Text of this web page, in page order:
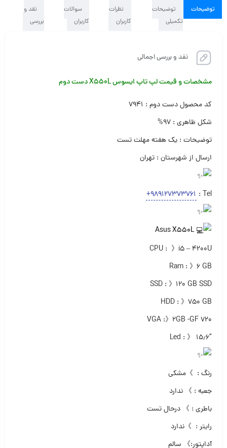
توضیحات
توضیحات
تکمیلی
نظرات
کاربران
سوالات
کاربران
نقد و
بررسی
نقد و بررسی اجمالی
مشخصات و قیمت لپ تاپ ایسوس X550L دست دوم
کد محصول دست دوم : ۷۹۴۱
شکل ظاهری : ۹۷%
توضیحات : یک هفته مهلت تست
ارسال از شهرستان : تهران
Tel :
+989127373761
CPU : 》i5 – 4200U
Ram : 》۶ GB
SSD : 》۱۲۰ GB SSD
HDD : 》۷۵۰ GB
VGA :》۲GB -GF 720
Led : 》 ۱۵٫۶″
رنگ : 》مشکی
جعبه : 》 ندارد
باطری : 》 درحال تست
رایتر : 》ندارد
آداپتور:》 سالم